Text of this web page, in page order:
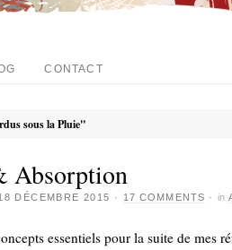
CONTACT
sous la Pluie"
Absorption
DÉCEMBRE 2015 · 17 COMMENTS · in
essentiels pour la suite de mes